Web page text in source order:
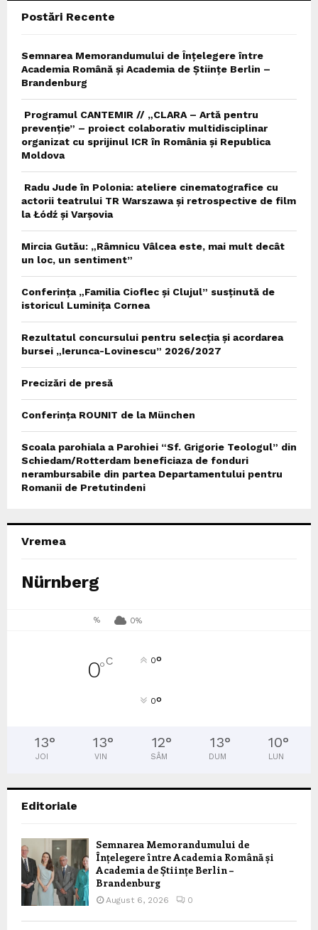
Postări Recente
Semnarea Memorandumului de Înțelegere între
Academia Română și Academia de Științe Berlin –
Brandenburg
Programul CANTEMIR // „CLARA – Artă pentru
prevenție” – proiect colaborativ multidisciplinar
organizat cu sprijinul ICR în România și Republica
Moldova
Radu Jude în Polonia: ateliere cinematografice cu
actorii teatrului TR Warszawa și retrospective de film
la Łódź și Varșovia
Mircia Gutău: „Râmnicu Vâlcea este, mai mult decât
un loc, un sentiment”
Conferința „Familia Cioflec și Clujul” susținută de
istoricul Luminița Cornea
Rezultatul concursului pentru selecția și acordarea
bursei „Ierunca-Lovinescu” 2026/2027
Precizări de presă
Conferința ROUNIT de la München
Scoala parohiala a Parohiei “Sf. Grigorie Teologul” din
Schiedam/Rotterdam beneficiaza de fonduri
nerambursabile din partea Departamentului pentru
Romanii de Pretutindeni
Vremea
Nürnberg
% 0%
0°C 0°
0°
13°
JOI
13°
VIN
12°
SÂM
13°
DUM
10°
LUN
Editoriale
Semnarea Memorandumului de
Înțelegere între Academia Română și
Academia de Științe Berlin –
Brandenburg
August 6, 2026 0